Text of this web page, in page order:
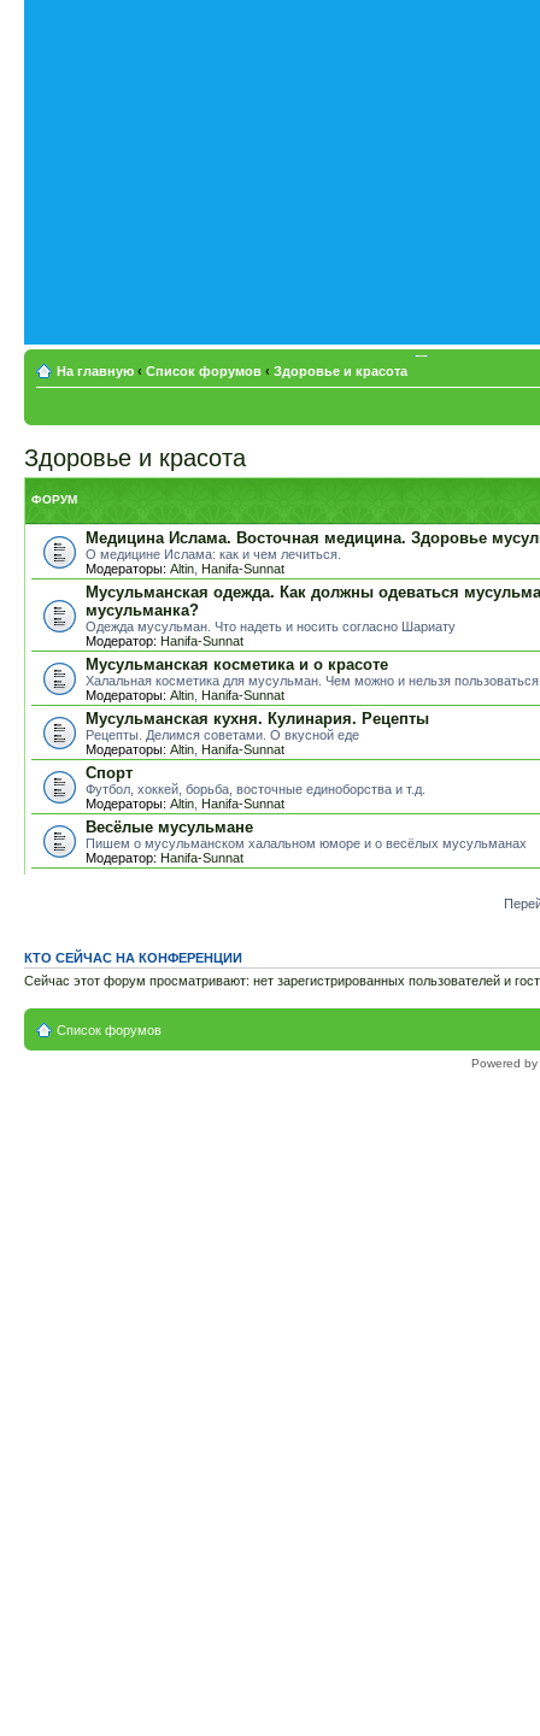
На главную ‹ Список форумов ‹ Здоровье и красота
Здоровье и красота
ФОРУМ
Медицина Ислама. Восточная медицина. Здоровье
О медицине Ислама: как и чем лечиться.
Модераторы: Altin Hanifa-Sunnat
Мусульманская одежда. Как должны одеваться
мусульманка?
Одежда мусульман. Что надеть и носить согласно Шариату
Модератор: Hanifa-Sunnat
Мусульманская косметика и о красоте
Халальная косметика для мусульман. Чем можно и нельзя пользоваться
Модераторы: Altin Hanifa-Sunnat
Мусульманская кухня. Кулинария. Рецепты
Рецепты. Делимся советами. О вкусной еде
Модераторы: Altin Hanifa-Sunnat
Спорт
Футбол, хоккей, борьба, восточные единоборства и т.д.
Модераторы: Altin Hanifa-Sunnat
Весёлые мусульмане
Пишем о мусульманском халальном юморе и о весёлых мусульманах
Модератор: Hanifa-Sunnat
КТО СЕЙЧАС НА КОНФЕРЕНЦИИ
Сейчас этот форум просматривают: нет зарегистрированных пользователей и
Список форумов
Powered by